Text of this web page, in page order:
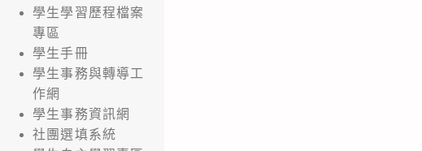
學生學習歷程檔案
專區
學生手冊
學生事務與轉導工
作網
學生事務資訊網
社團選填系統